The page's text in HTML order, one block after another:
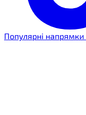
Популярні напрямки